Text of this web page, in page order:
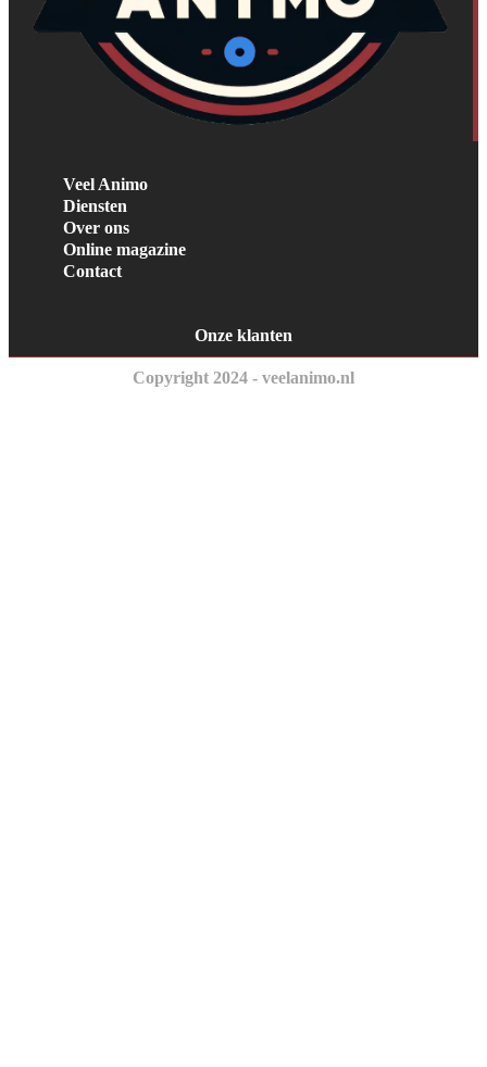
Veel Animo
Diensten
Over ons
Online magazine
Contact
Onze klanten
Copyright 2024 - veelanimo.nl